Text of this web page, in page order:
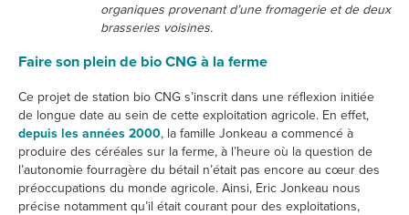
organiques provenant d’une fromagerie et de deux
brasseries voisines.
Faire son plein de bio CNG à la ferme
Ce projet de station bio CNG s’inscrit dans une réflexion initiée
de longue date au sein de cette exploitation agricole. En effet,
depuis les années 2000, la famille Jonkeau a commencé à
produire des céréales sur la ferme, à l’heure où la question de
l’autonomie fourragère du bétail n’était pas encore au cœur des
préoccupations du monde agricole. Ainsi, Eric Jonkeau nous
précise notamment qu’il était courant pour des exploitations,